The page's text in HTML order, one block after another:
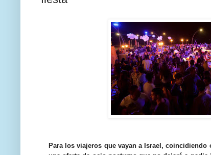
Para los viajeros que vayan a Israel,